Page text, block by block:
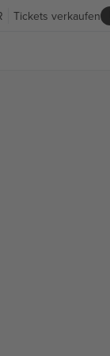
Tickets verkaufen